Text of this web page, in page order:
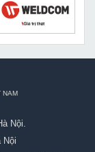
NAM
Nội.
Nội